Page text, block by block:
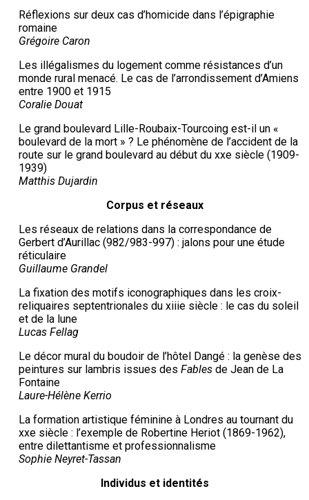
Réflexions sur deux cas d’homicide dans l’épigraphie
romaine
Grégoire Caron
Les illégalismes du logement comme résistances d’un
monde rural menacé. Le cas de l’arrondissement d’Amiens
entre 1900 et 1915
Coralie Douat
Le grand boulevard Lille-Roubaix-Tourcoing est-il un «
boulevard de la mort » ? Le phénomène de l’accident de la
route sur le grand boulevard au début du xxe siècle (1909-
1939)
Matthis Dujardin
Corpus et réseaux
Les réseaux de relations dans la correspondance de
Gerbert d’Aurillac (982/983-997) : jalons pour une étude
réticulaire
Guillaume Grandel
La fixation des motifs iconographiques dans les croix-
reliquaires septentrionales du xiiie siècle : le cas du soleil
et de la lune
Lucas Fellag
Le décor mural du boudoir de l’hôtel Dangé : la genèse des
peintures sur lambris issues des Fables de Jean de La
Fontaine
Laure-Hélène Kerrio
La formation artistique féminine à Londres au tournant du
xxe siècle : l’exemple de Robertine Heriot (1869-1962),
entre dilettantisme et professionnalisme
Sophie Neyret-Tassan
Individus et identités